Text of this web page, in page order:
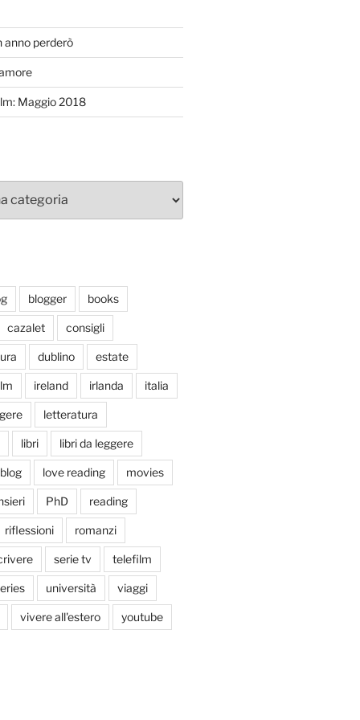
anno perderò
Maggio 2018
blogger books
cazalet consigli
dublino estate
ireland irlanda italia
letteratura
libri libri da leggere
love reading movies
PhD reading
riflessioni romanzi
serie tv telefilm
università viaggi
vivere all'estero youtube